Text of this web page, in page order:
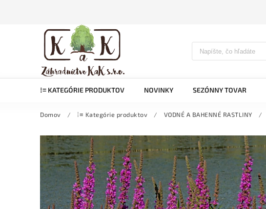
⁞≡ KATEGÓRIE PRODUKTOV NOVINKY SEZÓNNY TOVAR
Domov / ⁞≡ Kategórie produktov / VODNÉ A BAHENNÉ RASTLINY /